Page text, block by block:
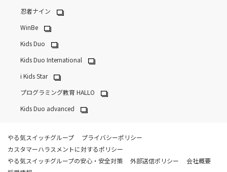
忍者ナイン
WinBe
Kids Duo
Kids Duo International
i Kids Star
プログラミング教育 HALLO
Kids Duo advanced
やる気スイッチグループ
プライバシーポリシー
カスタマーハラスメントに対するポリシー
やる気スイッチグループの安心・安全対策
外部送信ポリシー
会社概要